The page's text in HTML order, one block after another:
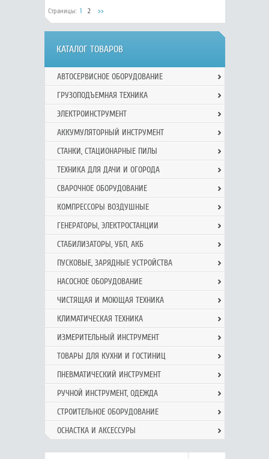
Страницы: 1 2 >>
КАТАЛОГ ТОВАРОВ
АВТОСЕРВИСНОЕ ОБОРУДОВАНИЕ
ГРУЗОПОДЪЕМНАЯ ТЕХНИКА
ЭЛЕКТРОИНСТРУМЕНТ
АККУМУЛЯТОРНЫЙ ИНСТРУМЕНТ
СТАНКИ, СТАЦИОНАРНЫЕ ПИЛЫ
ТЕХНИКА ДЛЯ ДАЧИ И ОГОРОДА
СВАРОЧНОЕ ОБОРУДОВАНИЕ
КОМПРЕССОРЫ ВОЗДУШНЫЕ
ГЕНЕРАТОРЫ, ЭЛЕКТРОСТАНЦИИ
СТАБИЛИЗАТОРЫ, УБП, АКБ
ПУСКОВЫЕ, ЗАРЯДНЫЕ УСТРОЙСТВА
НАСОСНОЕ ОБОРУДОВАНИЕ
ЧИСТЯЩАЯ И МОЮЩАЯ ТЕХНИКА
КЛИМАТИЧЕСКАЯ ТЕХНИКА
ИЗМЕРИТЕЛЬНЫЙ ИНСТРУМЕНТ
ТОВАРЫ ДЛЯ КУХНИ И ГОСТИНИЦ
ПНЕВМАТИЧЕСКИЙ ИНСТРУМЕНТ
РУЧНОЙ ИНCТРУМЕНТ, ОДЕЖДА
СТРОИТЕЛЬНОЕ ОБОРУДОВАНИЕ
ОСНАСТКА И АКСЕССУРЫ